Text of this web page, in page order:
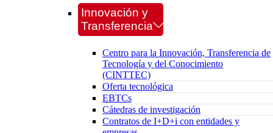
Innovación y
Transferencia
Centro para la Innovación, Transferencia de
Tecnología y del Conocimiento
(CINTTEC)
Oferta tecnológica
EBTCs
Cátedras de investigación
Contratos de I+D+i con entidades y